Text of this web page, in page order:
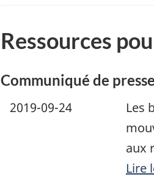
Ressources
Communiqué de presse
2019-09-24
Les
aux
Lire